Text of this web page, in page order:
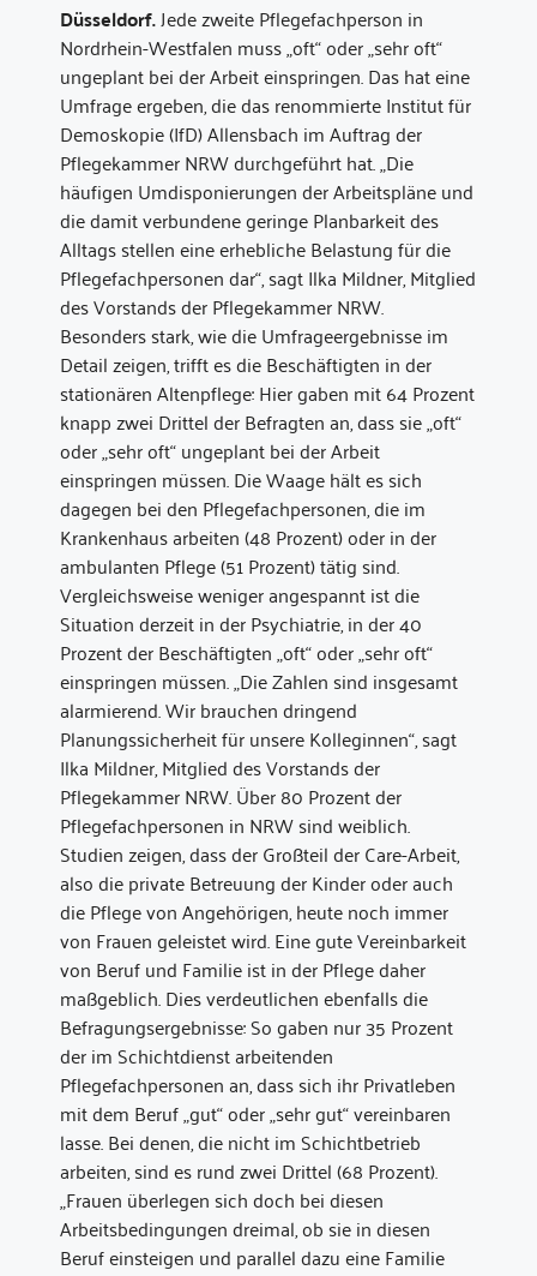
Düsseldorf.Jede zweite Pflegefachperson in
Nordrhein-Westfalen muss „oft“ oder „sehr oft“
ungeplant bei der Arbeit einspringen. Das hat eine
Umfrage ergeben, die das renommierte Institut für
Demoskopie (IfD) Allensbach im Auftrag der
Pflegekammer NRW durchgeführt hat. „Die
häufigen Umdisponierungen der Arbeitspläne und
die damit verbundene geringe Planbarkeit des
Alltags stellen eine erhebliche Belastung für die
Pflegefachpersonen dar“, sagt Ilka Mildner, Mitglied
des Vorstands der Pflegekammer NRW.
Besonders stark, wie die Umfrageergebnisse im
Detail zeigen, trifft es die Beschäftigten in der
stationären Altenpflege: Hier gaben mit 64 Prozent
knapp zwei Drittel der Befragten an, dass sie „oft“
oder „sehr oft“ ungeplant bei der Arbeit
einspringen müssen. Die Waage hält es sich
dagegen bei den Pflegefachpersonen, die im
Krankenhaus arbeiten (48 Prozent) oder in der
ambulanten Pflege (51 Prozent) tätig sind.
Vergleichsweise weniger angespannt ist die
Situation derzeit in der Psychiatrie, in der 40
Prozent der Beschäftigten „oft“ oder „sehr oft“
einspringen müssen. „Die Zahlen sind insgesamt
alarmierend. Wir brauchen dringend
Planungssicherheit für unsere Kolleginnen“, sagt
Ilka Mildner, Mitglied des Vorstands der
Pflegekammer NRW. Über 80 Prozent der
Pflegefachpersonen in NRW sind weiblich.
Studien zeigen, dass der Großteil der Care-Arbeit,
also die private Betreuung der Kinder oder auch
die Pflege von Angehörigen, heute noch immer
von Frauen geleistet wird. Eine gute Vereinbarkeit
von Beruf und Familie ist in der Pflege daher
maßgeblich. Dies verdeutlichen ebenfalls die
Befragungsergebnisse: So gaben nur 35 Prozent
der im Schichtdienst arbeitenden
Pflegefachpersonen an, dass sich ihr Privatleben
mit dem Beruf „gut“ oder „sehr gut“ vereinbaren
lasse. Bei denen, die nicht im Schichtbetrieb
arbeiten, sind es rund zwei Drittel (68 Prozent).
„Frauen überlegen sich doch bei diesen
Arbeitsbedingungen dreimal, ob sie in diesen
Beruf einsteigen und parallel dazu eine Familie